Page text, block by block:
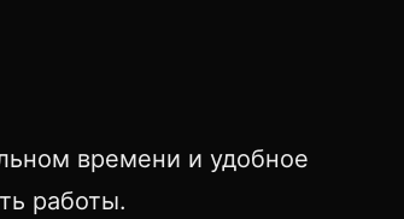
времени и удобное
работы.